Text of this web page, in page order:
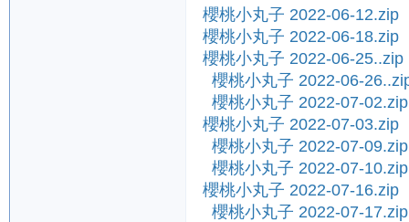
櫻桃小丸子 2022-06-12.zip
櫻桃小丸子 2022-06-18.zip
櫻桃小丸子 2022-06-25..zip
櫻桃小丸子 2022-06-
櫻桃小丸子 2022-07-02.zip
櫻桃小丸子 2022-07-03.zip
櫻桃小丸子 2022-07-09.zip
櫻桃小丸子 2022-07-10.zip
櫻桃小丸子 2022-07-16.zip
櫻桃小丸子 2022-07-17.zip